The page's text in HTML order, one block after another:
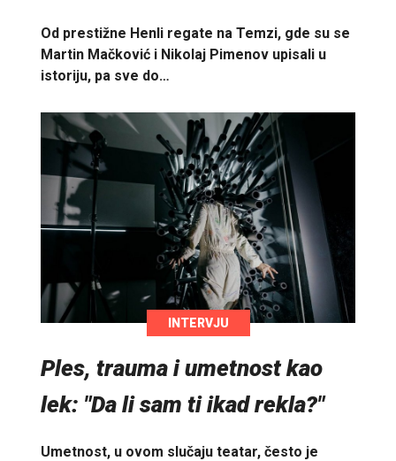
Od prestižne Henli regate na Temzi, gde su se
Martin Mačković i Nikolaj Pimenov upisali u
istoriju, pa sve do…
INTERVJU
Ples, trauma i umetnost kao
lek: "Da li sam ti ikad rekla?"
Umetnost, u ovom slučaju teatar, često je